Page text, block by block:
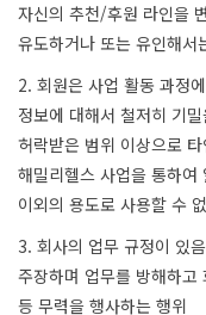
자신의 추천/후원 라인을
유도하거나 또는 유인해서
2. 회원은 사업 활동 과정
정보에 대해서 철저히 기
허락받은 범위 이상으로
해밀리헬스 사업을 통하
이외의 용도로 사용할 수
3. 회사의 업무 규정이 있
주장하며 업무를 방해하
등 무력을 행사하는 행위